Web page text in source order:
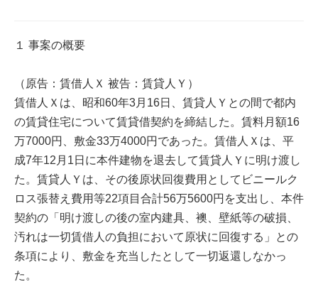
１ 事案の概要
（原告：賃借人Ｘ 被告：賃貸人Ｙ）
賃借人Ｘは、昭和60年3月16日、賃貸人Ｙとの間で都内
の賃貸住宅について賃貸借契約を締結した。賃料月額16
万7000円、敷金33万4000円であった。賃借人Ｘは、平
成7年12月1日に本件建物を退去して賃貸人Ｙに明け渡し
た。賃貸人Ｙは、その後原状回復費用としてビニールク
ロス張替え費用等22項目合計56万5600円を支出し、本件
契約の「明け渡しの後の室内建具、襖、壁紙等の破損、
汚れは一切賃借人の負担において原状に回復する」との
条項により、敷金を充当したとして一切返還しなかっ
た。